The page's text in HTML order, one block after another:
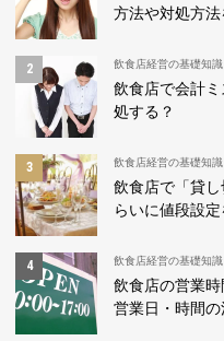
方法や対処方
飲食店経営の基礎知識
飲食店で会計
処する？
飲食店経営の基礎知識
飲食店で「貸
らいに値段設
飲食店経営の基礎知識
飲食店の営業
営業日・時間